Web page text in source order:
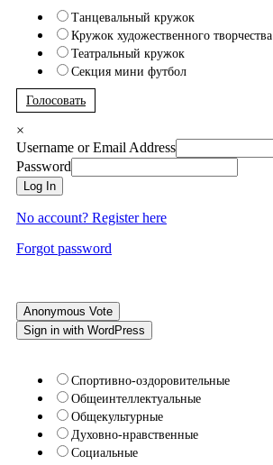
Танцевальный кружок
Кружок художественного творчества
Театральный кружок
Секция мини футбол
Голосовать
×
Username or Email Address
Password
Log In
No account? Register here
Forgot password
Anonymous Vote
Sign in with WordPress
Спортивно-оздоровительные
Общеинтеллектуальные
Общекультурные
Духовно-нравственные
Социальные